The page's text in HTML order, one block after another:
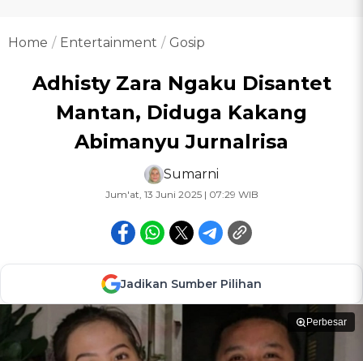
Home Entertainment Gosip
Adhisty Zara Ngaku Disantet
Mantan, Diduga Kakang
Abimanyu Jurnalrisa
Sumarni
Jum'at, 13 Juni 2025 | 07:29 WIB
Jadikan Sumber Pilihan
Perbesar